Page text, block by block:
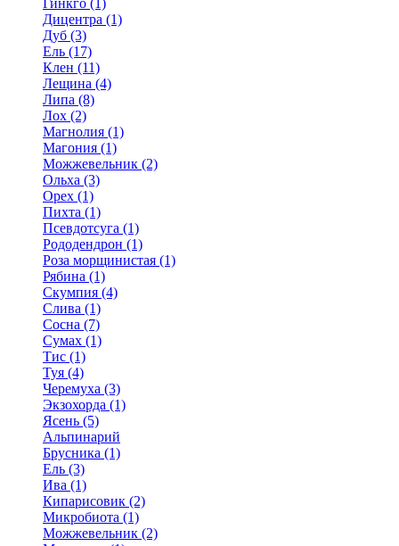
Гинкго (1)
Дицентра (1)
Дуб (3)
Ель (17)
Клен (11)
Лещина (4)
Липа (8)
Лох (2)
Магнолия (1)
Магония (1)
Можжевельник (2)
Ольха (3)
Орех (1)
Пихта (1)
Псевдотсуга (1)
Рододендрон (1)
Роза морщинистая (1)
Рябина (1)
Скумпия (4)
Слива (1)
Сосна (7)
Сумах (1)
Тис (1)
Туя (4)
Черемуха (3)
Экзохорда (1)
Ясень (5)
Альпинарий
Брусника (1)
Ель (3)
Ива (1)
Кипарисовик (2)
Микробиота (1)
Можжевельник (2)